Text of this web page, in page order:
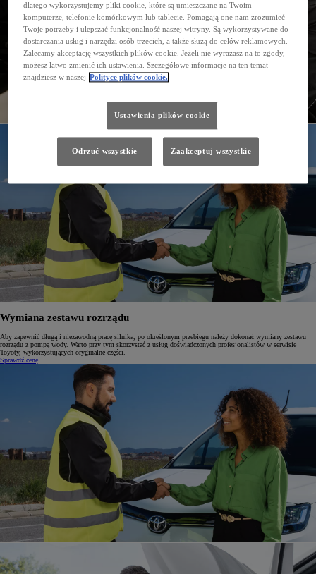
Wymiana zestawu rozrządu
Aby zapewnić długą i niezawodną pracę silnika, po określonym przebiegu należy dokonać wymiany zestawu
rozrządu z pompą wody. Warto przy tym skorzystać z usług doświadczonych profesjonalistów w serwisie
Toyoty, wykorzystujących oryginalne części.
Sprawdź cenę
dlatego wykorzystujemy pliki cookie, które są umieszczane na Twoim
komputerze, telefonie komórkowym lub tablecie. Pomagają one nam zrozumieć
Twoje potrzeby i ulepszać funkcjonalność naszej witryny. Są wykorzystywane do
dostarczania usług i narzędzi osób trzecich, a także służą do celów reklamowych.
Zalecamy akceptację wszystkich plików cookie. Jeżeli nie wyrażasz na to zgody,
możesz łatwo zmienić ich ustawienia. Szczegółowe informacje na ten temat
znajdziesz w naszej Polityce plików cookie.
Ustawienia plików cookie
Odrzuć wszystkie Zaakceptuj wszystkie